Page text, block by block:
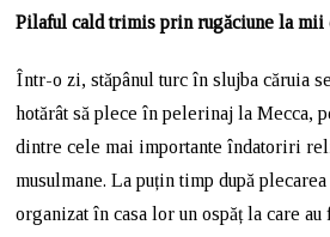
Pilaful cald trimis prin rugăciune la
Într-o zi, stăpânul turc în slujba căruia
hotărât să plece în pelerinaj la Mecca,
dintre cele mai importante îndatoriri
musulmane. La puțin timp după
organizat în casa lor un ospăț la care